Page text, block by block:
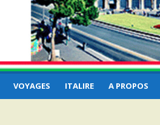
VOYAGES ITALIRE A PROPOS